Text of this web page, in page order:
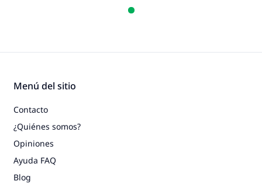
Menú del sitio
Contacto
¿Quiénes somos?
Opiniones
Ayuda FAQ
Blog